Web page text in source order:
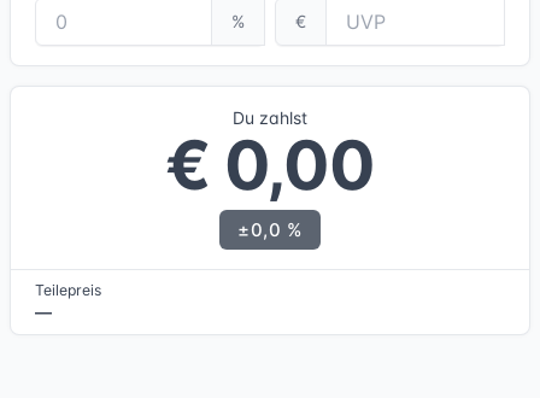
% €
Du zahlst
€ 0,00
±0,0 %
Teilepreis
—